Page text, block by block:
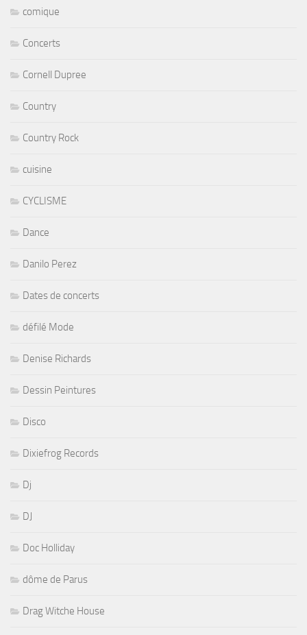
comique
Concerts
Cornell Dupree
Country
Country Rock
cuisine
CYCLISME
Dance
Danilo Perez
Dates de concerts
défilé Mode
Denise Richards
Dessin Peintures
Disco
Dixiefrog Records
Dj
DJ
Doc Holliday
dôme de Parus
Drag Witche House